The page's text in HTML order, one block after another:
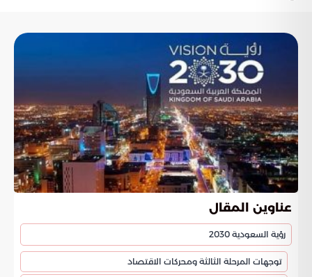
عناوين المقال
رؤية السعودية 2030
توجهات المرحلة الثالثة ومحركات الاقتصاد